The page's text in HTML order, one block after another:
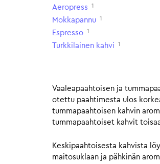
Aeropress 1
Mokkapannu 1
Espresso 1
Turkkilainen kahvi 1
Vaaleapaahtoisen ja
otettu paahtimesta ulos
tummapaahtoisen kahvin
tummapaahtoiset kahvit
Keskipaahtoisesta kahvista
maitosuklaan ja pähkinän